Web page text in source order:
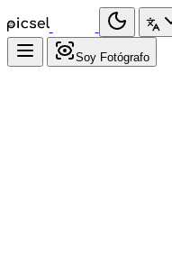
Soy Fotógrafo